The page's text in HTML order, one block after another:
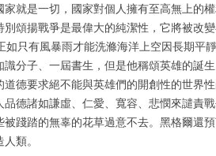
就是一切，國家對個人擁有至高無上的
頌揚戰爭是最偉大的純潔性，它將被改
只有風暴雨才能洗滌海洋上空因長期平
分子、一屆書生，但是他稱頌英雄的誕
德要求絕不能與英雄們的開創性的世界
德諸如謙虛、仁愛、寬容、悲憫來譴責
踐踏的無辜的花草過意不去。黑格爾還
類。